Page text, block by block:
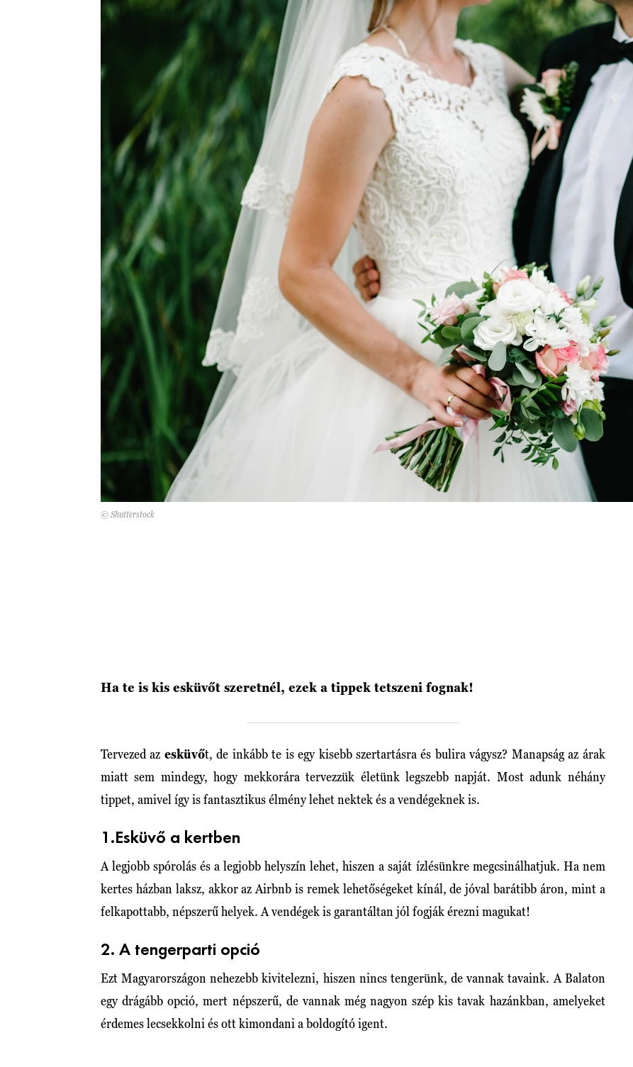
© Shutterstock
Ha te is kis esküvőt szeretnél, ezek a tippek tetszeni fognak!
Tervezed az esküvőt, de inkább te is egy kisebb szertartásra és bulira vágysz? Manapság az árak
miatt sem mindegy, hogy mekkorára tervezzük életünk legszebb napját. Most adunk néhány
tippet, amivel így is fantasztikus élmény lehet nektek és a vendégeknek is.
1.Esküvő a kertben
A legjobb spórolás és a legjobb helyszín lehet, hiszen a saját ízlésünkre megcsinálhatjuk. Ha nem
kertes házban laksz, akkor az Airbnb is remek lehetőségeket kínál, de jóval barátibb áron, mint a
felkapottabb, népszerű helyek. A vendégek is garantáltan jól fogják érezni magukat!
2. A tengerparti opció
Ezt Magyarországon nehezebb kivitelezni, hiszen nincs tengerünk, de vannak tavaink. A Balaton
egy drágább opció, mert népszerű, de vannak még nagyon szép kis tavak hazánkban, amelyeket
érdemes lecsekkolni és ott kimondani a boldogító igent.